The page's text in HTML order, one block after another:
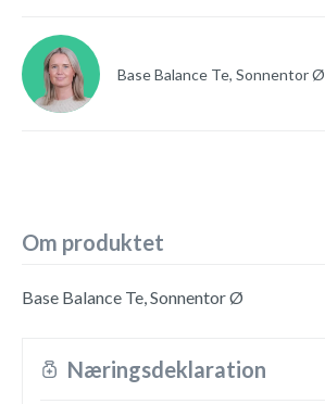
Base Balance Te, Sonnentor Ø
Om produktet
Base Balance Te, Sonnentor Ø
Næringsdeklaration